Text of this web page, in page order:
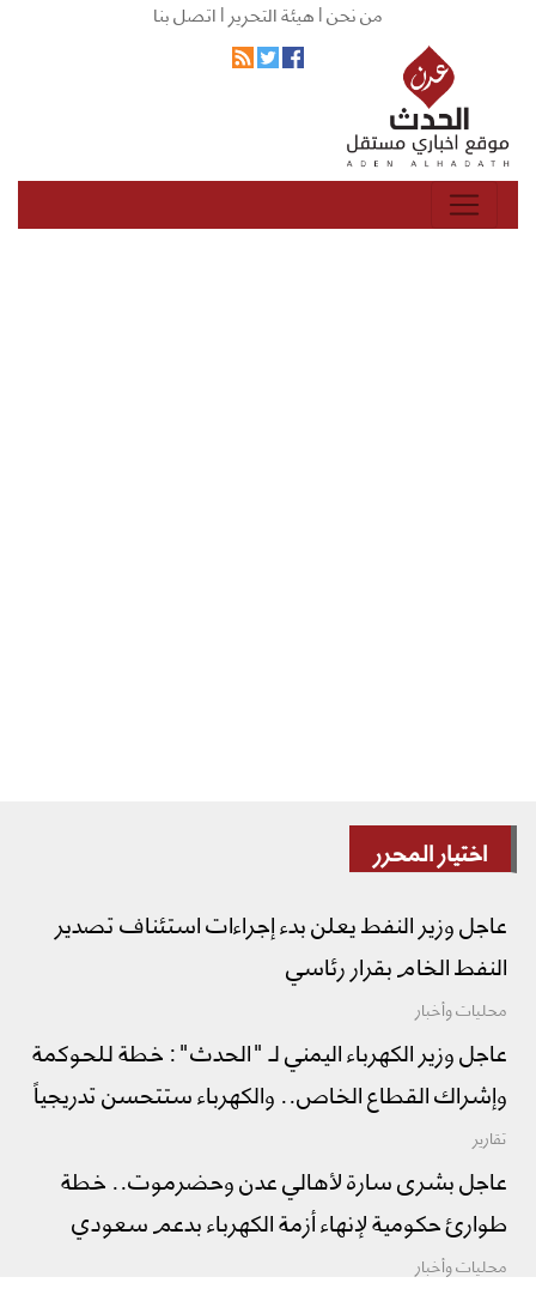
من نحن |هيئة التحرير |اتصل بنا
اختيار المحرر
عاجل وزير النفط يعلن بدء إجراءات استئناف تصدير
النفط الخام بقرار رئاسي
محليات وأخبار
عاجل وزير الكهرباء اليمني لـ "الحدث": خطة للحوكمة
وإشراك القطاع الخاص.. والكهرباء ستتحسن تدريجياً
تقارير
عاجل بشرى سارة لأهالي عدن وحضرموت.. خطة
طوارئ حكومية لإنهاء أزمة الكهرباء بدعم سعودي
محليات وأخبار